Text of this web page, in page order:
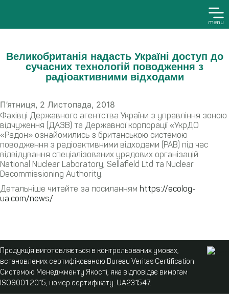
menu
Великобританія надасть Україні доступ до
сучасних технологій поводження з
радіоактивними відходами
П’ятниця, 2 Листопада, 2018
Фахівці Державного агентства України з управління зоною
відчуження (ДАЗВ) та Державної корпорації «УкрДО
«Радон» ознайомились з британською системою
поводження з радіоактивними відходами (РАВ) під час
відвідування спеціалізованих урядових організацій
National Nuclear Laboratory, Sellafield Ltd та Nuclear
Decommissioning Authority.
Детальніше читайте за посиланням https://ecolog-
ua.com/news/
Продукція виготовляється в контрольованих умовах,
встановлених сертифікованою Bureau Veritas Certification
Системою Менеджменту Якості, яка відповідає вимогам
ISO9001:2015, номер сертифікату: UA231547.